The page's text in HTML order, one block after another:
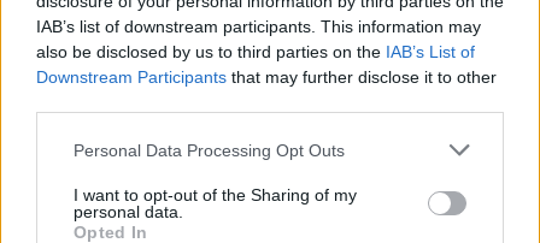
IAB’s list of downstream participants. This information may
also be disclosed by us to third parties on the IAB’s List of
Downstream Participants that may further disclose it to other
Personal Data Processing Opt Outs
I want to opt-out of the Sharing of my
personal data.
Opted In
A program európai szempontból azt a stratégiai irányt
erősíti, amely már a Critical Raw Materials Act-tel és a
lecseréli lítium- és kobalt-függésre. Magyar nézőpontból
ez különösen érdekes, hiszen aCATL debreceni gyára
SK On iváncsai üzeme és a BYD szegedi beruházása mind